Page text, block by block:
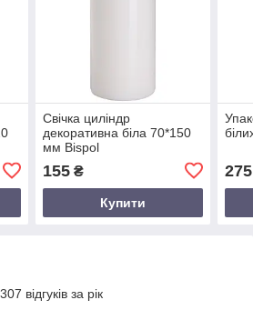
Свічка циліндр
декоративна біла 70*150
мм Bispol
155₴
Купити
275
відгуків за рік